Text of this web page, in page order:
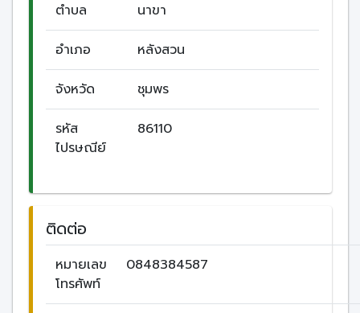
ตำบล นาขา
อำเภอ หลังสวน
จังหวัด ชุมพร
รหัส
ไปรษณีย์
86110
ติดต่อ
หมายเลข
โทรศัพท์
0848384587